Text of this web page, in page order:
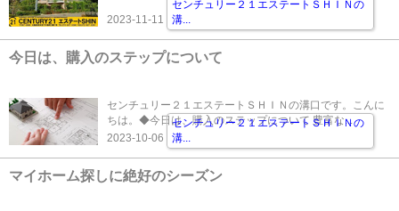
2023-11-11
センチュリー２１エステートＳＨＩＮの
溝...
今日は、購入のステップについて
センチュリー２１エステートＳＨＩＮの溝口です。こんに
ちは。◆今日は、購入のステップについて 豊富な...
2023-10-06
センチュリー２１エステートＳＨＩＮの
溝...
マイホーム探しに絶好のシーズン